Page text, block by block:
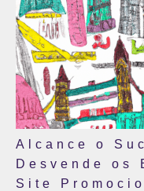
Alcance o
Desvende os
Site